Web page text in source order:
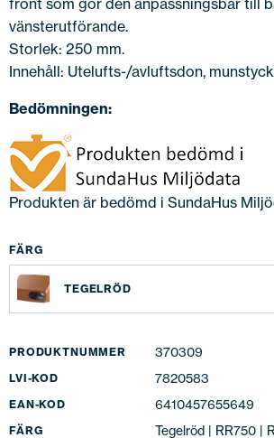
vänsterutförande.
Storlek: 250 mm.
Innehåll: Utelufts-/avluftsdon,
Bedömningen:
Produkten är bedömd i SundaHus
FÄRG
TEGELRÖD
PRODUKTNUMMER 370309
LVI-KOD 7820583
EAN-KOD 6410457655649
FÄRG Tegelröd | RR750 |